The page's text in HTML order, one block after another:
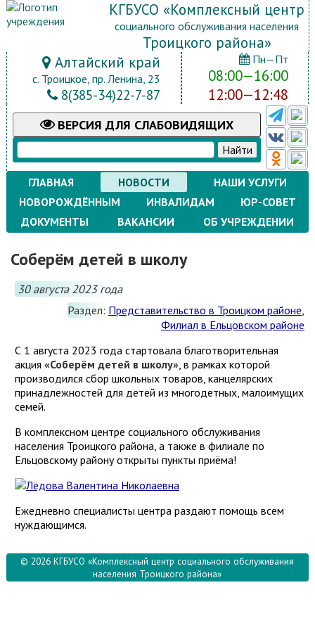
КГБУСО «Комплексный центр
социального обслуживания населения
Троицкого района»
Алтайский край
с. Троицкое, пр. Ленина, 23
8(385-34)22-7-87
Пн—Пт
08:00—16:00
12:00—12:48
ВЕРСИЯ ДЛЯ СЛАБОВИДЯЩИХ
ГЛАВНАЯ НОВОСТИ
НАШИ УСЛУГИ
НОВОРОЖДЁННЫМ
ИНВАЛИДАМ
ЮР-СОВЕТ
ДОКУМЕНТЫ
ВАКАНСИИ ОБ УЧРЕЖДЕНИИ
Соберём детей в школу
30 августа 2023 года
Раздел: Представительство в Троицком районе,
Филиал в Ельцовском районе
С 1 августа 2023 года стартовала благотворительная
акция «Соберём детей в школу», в рамках которой
производился сбор школьных товаров, канцелярских
принадлежностей для детей из многодетных, малоимущих
семей.
В комплексном центре социального обслуживания
населения Троицкого района, а также в филиале по
Ельцовскому району открыты пункты приёма!
Ежедневно специалисты центра раздают помощь всем
нуждающимся.
© 2026 КГБУСО «Комплексный центр социального обслуживания
населения Троицкого района»